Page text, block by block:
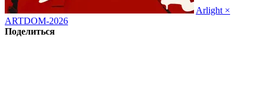
Arlight ×
ARTDOM-2026
Поделиться